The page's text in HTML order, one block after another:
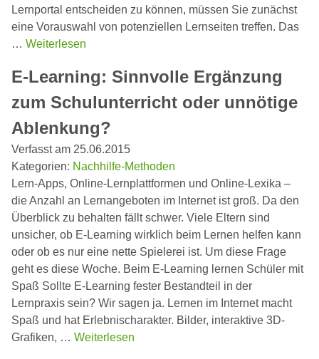
Lernportal entscheiden zu können, müssen Sie zunächst
eine Vorauswahl von potenziellen Lernseiten treffen. Das
… Weiterlesen
E-Learning: Sinnvolle Ergänzung
zum Schulunterricht oder unnötige
Ablenkung?
Verfasst am 25.06.2015
Kategorien: Nachhilfe-Methoden
Lern-Apps, Online-Lernplattformen und Online-Lexika –
die Anzahl an Lernangeboten im Internet ist groß. Da den
Überblick zu behalten fällt schwer. Viele Eltern sind
unsicher, ob E-Learning wirklich beim Lernen helfen kann
oder ob es nur eine nette Spielerei ist. Um diese Frage
geht es diese Woche. Beim E-Learning lernen Schüler mit
Spaß Sollte E-Learning fester Bestandteil in der
Lernpraxis sein? Wir sagen ja. Lernen im Internet macht
Spaß und hat Erlebnischarakter. Bilder, interaktive 3D-
Grafiken, … Weiterlesen